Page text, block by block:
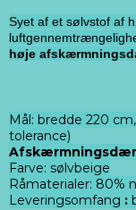
Syet af et sølvstof af
høje
Mål: bredde 220
tolerance)
Farve: sølvbeige
Råmaterialer: 80%
Leveringsomfang :